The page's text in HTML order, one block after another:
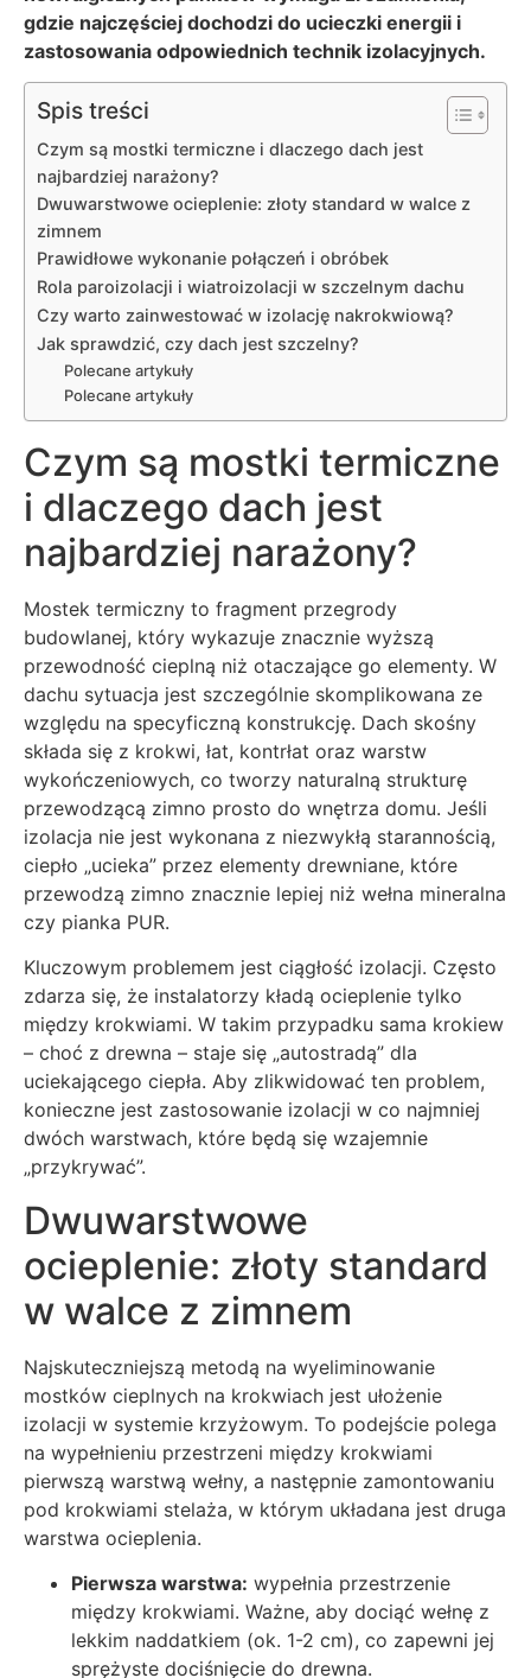
gdzie najczęściej dochodzi do ucieczki energii i
zastosowania odpowiednich technik izolacyjnych.
Spis treści
Czym są mostki termiczne i dlaczego dach jest
najbardziej narażony?
Dwuwarstwowe ocieplenie: złoty standard w walce z
zimnem
Prawidłowe wykonanie połączeń i obróbek
Rola paroizolacji i wiatroizolacji w szczelnym dachu
Czy warto zainwestować w izolację nakrokwiową?
Jak sprawdzić, czy dach jest szczelny?
Polecane artykuły
Polecane artykuły
Czym są mostki termiczne
i dlaczego dach jest
najbardziej narażony?
Mostek termiczny to fragment przegrody
budowlanej, który wykazuje znacznie wyższą
przewodność cieplną niż otaczające go elementy. W
dachu sytuacja jest szczególnie skomplikowana ze
względu na specyficzną konstrukcję. Dach skośny
składa się z krokwi, łat, kontrłat oraz warstw
wykończeniowych, co tworzy naturalną strukturę
przewodzącą zimno prosto do wnętrza domu. Jeśli
izolacja nie jest wykonana z niezwykłą starannością,
ciepło „ucieka” przez elementy drewniane, które
przewodzą zimno znacznie lepiej niż wełna mineralna
czy pianka PUR.
Kluczowym problemem jest ciągłość izolacji. Często
zdarza się, że instalatorzy kładą ocieplenie tylko
między krokwiami. W takim przypadku sama krokiew
– choć z drewna – staje się „autostradą” dla
uciekającego ciepła. Aby zlikwidować ten problem,
konieczne jest zastosowanie izolacji w co najmniej
dwóch warstwach, które będą się wzajemnie
„przykrywać”.
Dwuwarstwowe
ocieplenie: złoty standard
w walce z zimnem
Najskuteczniejszą metodą na wyeliminowanie
mostków cieplnych na krokwiach jest ułożenie
izolacji w systemie krzyżowym. To podejście polega
na wypełnieniu przestrzeni między krokwiami
pierwszą warstwą wełny, a następnie zamontowaniu
pod krokwiami stelaża, w którym układana jest druga
warstwa ocieplenia.
Pierwsza warstwa: wypełnia przestrzenie
między krokwiami. Ważne, aby dociąć wełnę z
lekkim naddatkiem (ok. 1-2 cm), co zapewni jej
sprężyste dociśnięcie do drewna.